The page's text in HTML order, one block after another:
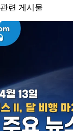
관련 게시물